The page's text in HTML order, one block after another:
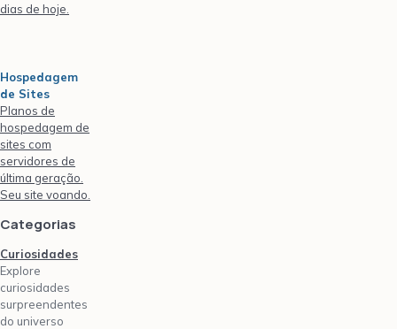
dias de hoje.
Hospedagem
de Sites
Planos de
hospedagem de
sites com
servidores de
última geração.
Seu site voando.
Categorias
Curiosidades
Explore
curiosidades
surpreendentes
do universo